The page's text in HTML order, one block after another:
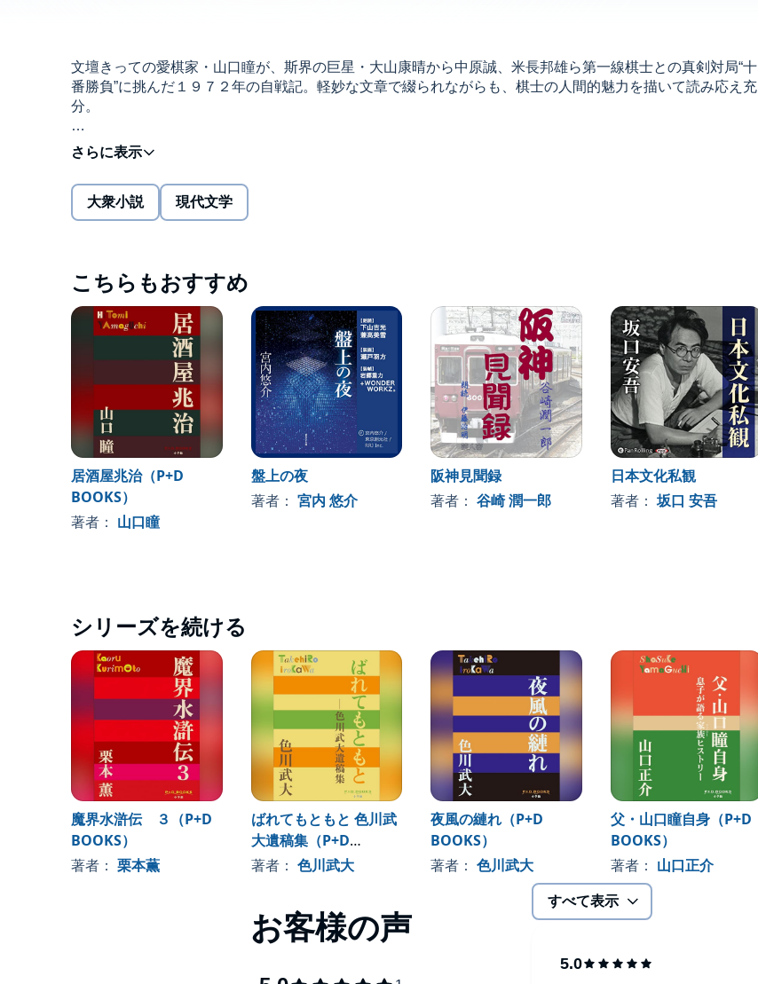
文壇きっての愛棋家・山口瞳が、斯界の巨星・大山康晴から中原誠、米長邦雄ら第一線棋士との真剣対局“十
番勝負”に挑んだ１９７２年の自戦記。軽妙な文章で綴られながらも、棋士の人間的魅力を描いて読み応え充
分。
本タイトルには付属資料・PDFが用意されています。ご購入後、PCサイトのライブラリー、またはアプリ上
の「目次」からご確認ください。
©Hitomi Yamaguchi 2017 (P)小学館
大衆小説 現代文学
こちらもおすすめ
居酒屋兆治（P+D
BOOKS）
著者： 山口瞳
盤上の夜
著者： 宮内 悠介
阪神見聞録
著者：谷崎 潤一郎
日本文化私観
著者： 坂口 安吾
シリーズを続ける
魔界水滸伝 ３（P+D
BOOKS）
著者： 栗本薫
ばれてもともと 色川武
大遺稿集（P+D
BOOKS）
著者： 色川武大
夜風の縺れ（P+D
BOOKS）
著者：色川武大
父・山口瞳自身（P+D
BOOKS）
著者： 山口正介
すべて表示